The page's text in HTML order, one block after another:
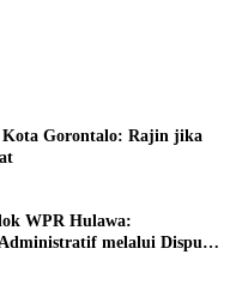
Kota Gorontalo: Rajin jika
WPR Hulawa:
Administratif melalui Dispute